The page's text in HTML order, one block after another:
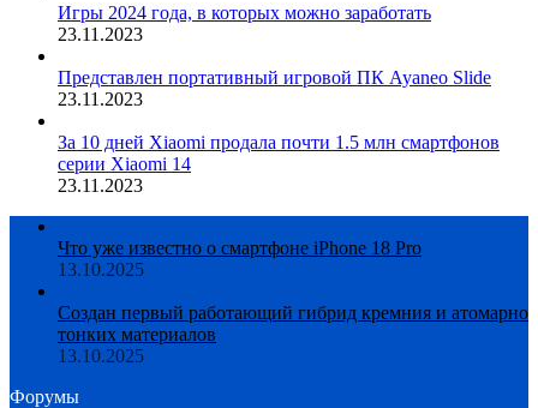
Игры 2024 года, в которых можно заработать
23.11.2023
Представлен портативный игровой ПК Ayaneo Slide
23.11.2023
За 10 дней Xiaomi продала почти 1.5 млн смартфонов
серии Xiaomi 14
23.11.2023
Что уже известно о смартфоне iPhone 18 Pro
13.10.2025
Создан первый работающий гибрид кремния и атомарно
тонких материалов
13.10.2025
Форумы